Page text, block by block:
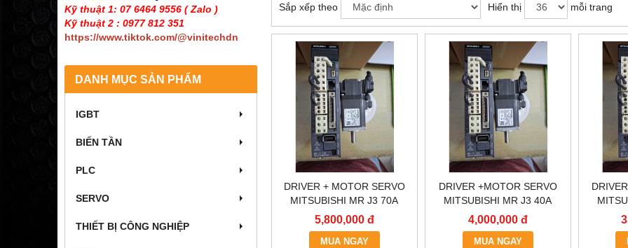
Kỹ thuật 1: 07 6464 9556 ( Zalo )
Kỹ thuật 2 : 0977 812 351
https://www.tiktok.com/@vinitechdn
DANH MỤC SẢN PHẨM
IGBT
BIẾN TẦN
PLC
SERVO
THIẾT BỊ CÔNG NGHIỆP
Sắp xếp theo Hiển thị mỗi trang
DRIVER + MOTOR SERVO
MITSUBISHI MR J3 70A
5,800,000 đ
MUA NGAY
DRIVER +MOTOR SERVO
MITSUBISHI MR J3 40A
4,000,000 đ
MUA NGAY